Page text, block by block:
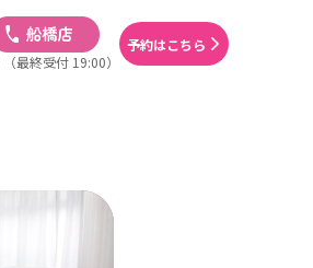
（最終受付 19:00）
予約はこちら